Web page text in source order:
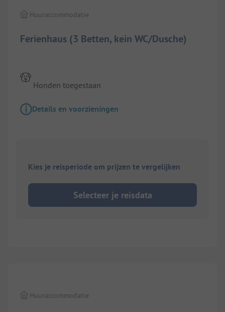
Ferienhaus (3 Betten, kein WC/Dusche)
Huuraccommodatie
Honden toegestaan
Details en voorzieningen
Kies je reisperiode om prijzen te vergelijken
Selecteer je reisdata
Huuraccommodatie